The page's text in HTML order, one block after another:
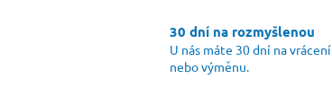
30 dní na rozmyšlenou
U nás máte 30 dní na vrácení
nebo výměnu.